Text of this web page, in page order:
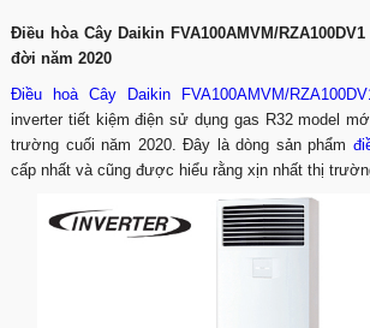
Điều hòa Cây Daikin FVA100AMVM/
đời năm 2020
Điều hoà Cây Daikin FVA100AMVM/
inverter tiết kiệm điện sử dụng gas R32 model
trường cuối năm 2020. Đây là dòng sản phẩm
cấp nhất và cũng được hiểu rằng xịn nhất thị